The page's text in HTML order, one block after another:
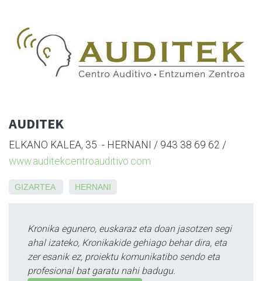
AUDITEK
ELKANO KALEA, 35 - HERNANI / 943 38 69 62 /
www.auditekcentroauditivo.com
GIZARTEA HERNANI
Kronika egunero, euskaraz eta doan jasotzen segi
ahal izateko, Kronikakide gehiago behar dira, eta
zer esanik ez, proiektu komunikatibo sendo eta
profesional bat garatu nahi badugu.